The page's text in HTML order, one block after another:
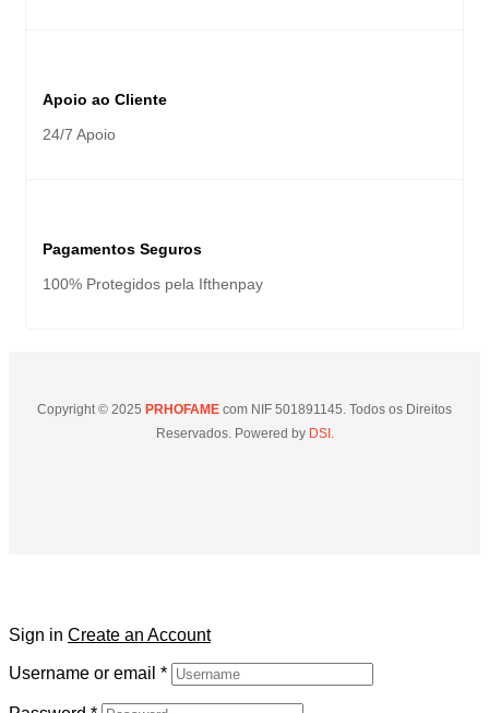
Apoio ao Cliente
24/7 Apoio
Pagamentos Seguros
100% Protegidos pela Ifthenpay
Copyright © 2025 PRHOFAME com NIF 501891145. Todos os Direitos
Reservados. Powered byDSI.
Sign in Create an Account
Username or email *